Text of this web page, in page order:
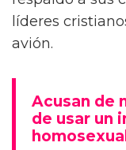
líderes
avión.
Acusan de
de usar un